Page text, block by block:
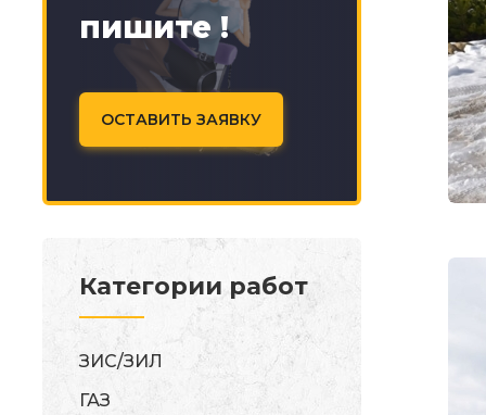
пишите !
ОСТАВИТЬ ЗАЯВКУ
Категории работ
ЗИС/ЗИЛ
ГАЗ